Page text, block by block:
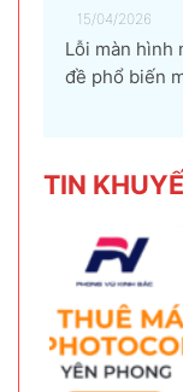
15/04/2026
Lỗi màn hình
đề phổ biến
nhân...
TIN KHU